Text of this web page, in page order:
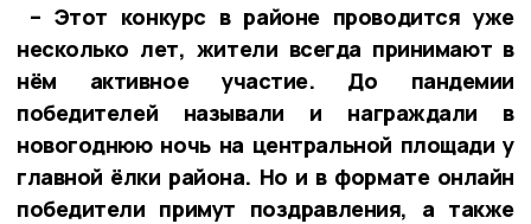
– Этот конкурс в районе проводится уже
несколько лет, жители всегда принимают в
нём активное участие. До пандемии
победителей называли и награждали в
новогоднюю ночь на центральной площади у
главной ёлки района. Но и в формате онлайн
победители примут поздравления, а также